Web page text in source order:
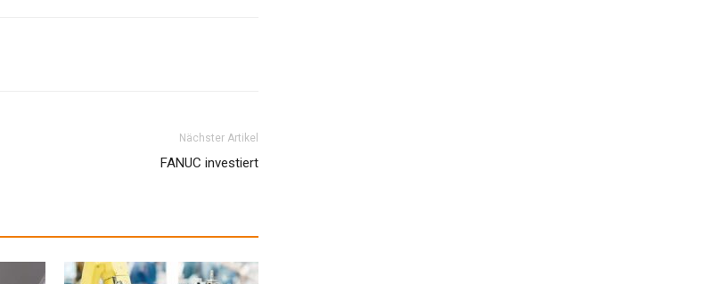
Nächster Artikel
FANUC investiert